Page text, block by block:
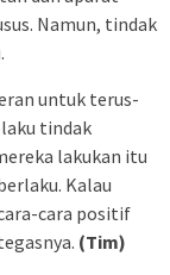
Namun, tindak
untuk terus-
tindak
lakukan itu
Kalau
cara positif
(Tim)